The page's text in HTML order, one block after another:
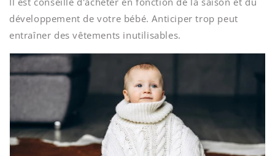
développement de votre bébé. Anticiper trop peut
entraîner des vêtements inutilisables.